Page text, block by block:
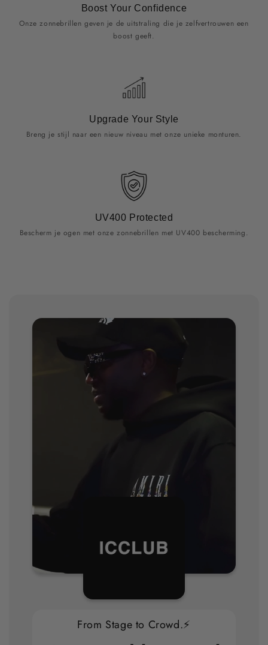
Boost Your Confidence
Onze zonnebrillen geven je de uitstraling die je zelfvertrouwen een
boost geeft.
Upgrade Your Style
Breng je stijl naar een nieuw niveau met onze unieke monturen.
UV400 Protected
Bescherm je ogen met onze zonnebrillen met UV400 bescherming.
From Stage to Crowd.⚡